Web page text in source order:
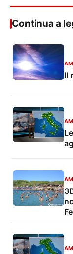
Continua a
Il